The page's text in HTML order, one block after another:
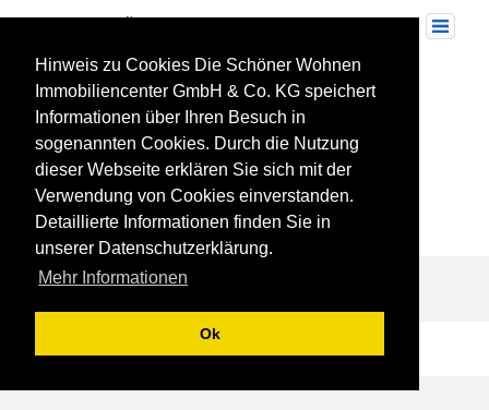
Hinweis zu Cookies Die Schöner Wohnen
Immobiliencenter GmbH & Co. KG speichert
Informationen über Ihren Besuch in
sogenannten Cookies. Durch die Nutzung
dieser Webseite erklären Sie sich mit der
Verwendung von Cookies einverstanden.
Detaillierte Informationen finden Sie in
unserer Datenschutzerklärung.
Mehr Informationen
Ok
Toggle
navigation
Energieeffizientes Bauen
Artikel in der Ludwigsburger Kreiszeitung vom 01.07.2018
„Energieeffizientes Bauen“
content/uploads/2018/08/LKZ_01_07_18_Energieeffizientes-Bauen.jpg
Beitragsnavigation